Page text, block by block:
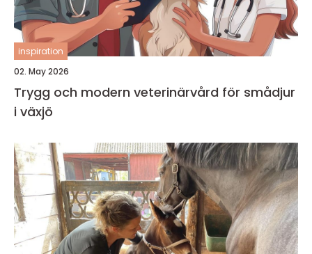
inspiration
02. May 2026
Trygg och modern veterinärvård för smådjur
i växjö